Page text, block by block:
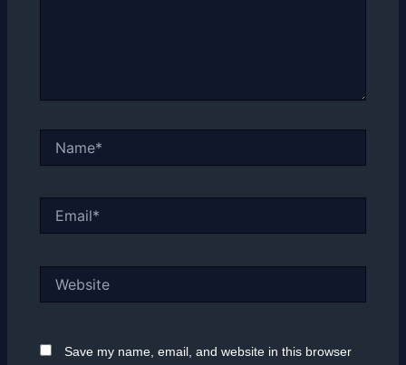
Save my name, email, and website in this browser